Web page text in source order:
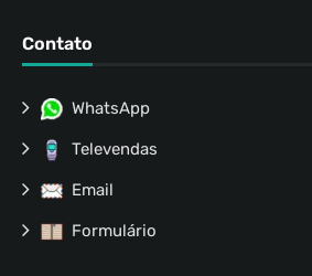
Contato
WhatsApp
Televendas
Email
Formulário